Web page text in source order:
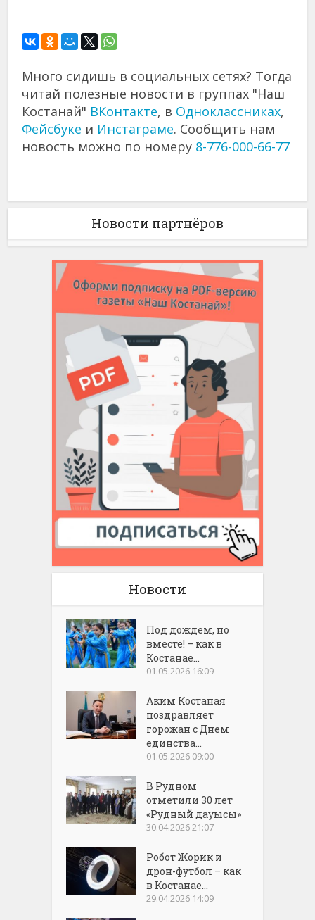
Много сидишь в социальных сетях? Тогда
читай полезные новости в группах "Наш
Костанай" ВКонтакте, в Одноклассниках,
Фейсбуке и Инстаграме. Сообщить нам
новость можно по номеру 8-776-000-66-77
Новости партнёров
Новости
Под дождем, но
вместе! – как в
Костанае...
01.05.2026 16:09
Аким Костаная
поздравляет
горожан с Днем
единства...
01.05.2026 09:00
В Рудном
отметили 30 лет
«Рудный дауысы»
30.04.2026 21:07
Робот Жорик и
дрон-футбол – как
в Костанае...
29.04.2026 14:09